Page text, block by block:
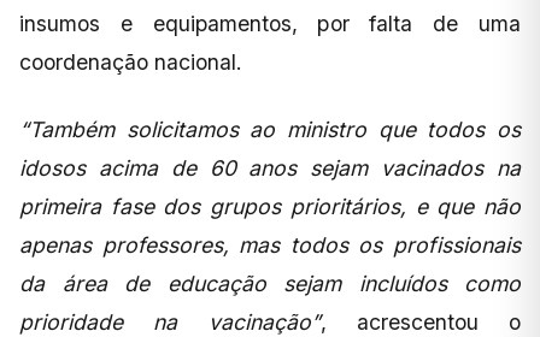
insumos e equipamentos, por falta de uma
coordenação nacional.
“Também solicitamos ao ministro que todos os
idosos acima de 60 anos sejam vacinados na
primeira fase dos grupos prioritários, e que não
apenas professores, mas todos os profissionais
da área de educação sejam incluídos como
prioridade na vacinação”, acrescentou o